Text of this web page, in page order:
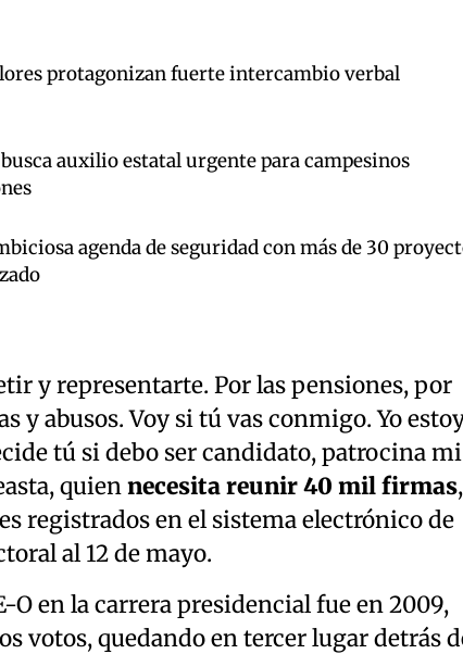
protagonizan fuerte intercambio verbal
auxilio estatal urgente para campesinos
agenda de seguridad con más de 30
y representarte. Por las pensiones, por
y abusos. Voy si tú vas conmigo. Yo
tú si debo ser candidato, patrocina mi
quiennecesita reunir 40 mil firmas
registrados en el sistema electrónico de
al 12 de mayo.
en la carrera presidencial fue en 2009,
votos, quedando en tercer lugar detrás